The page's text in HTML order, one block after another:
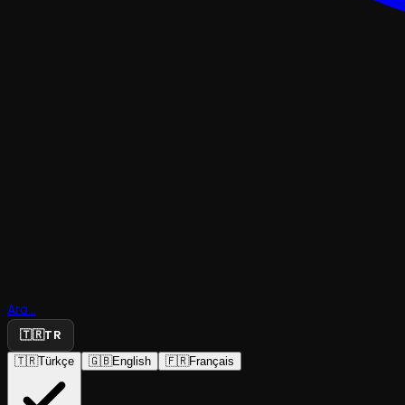
Ara...
🇹🇷TR
🇹🇷Türkçe 🇬🇧English 🇫🇷Français
Cash